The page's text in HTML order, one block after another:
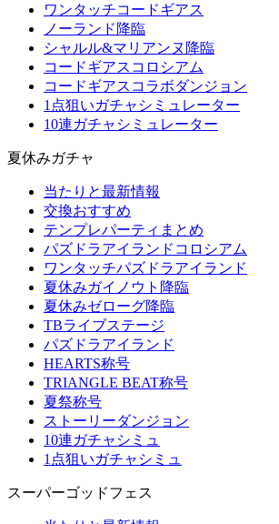
ワンタッチコードギアス
ノーランド降臨
シャルル&マリアンヌ降臨
コードギアスコロシアム
コードギアスコラボダンジョン
1点狙いガチャシミュレーター
10連ガチャシミュレーター
夏休みガチャ
当たりと最新情報
交換おすすめ
テンプレパーティまとめ
パズドラアイランドコロシアム
ワンタッチパズドラアイランド
夏休みガイノウト降臨
夏休みゼローグ降臨
TBライブステージ
パズドラアイランド
HEARTS称号
TRIANGLE BEAT称号
夏祭称号
ストーリーダンジョン
10連ガチャシミュ
1点狙いガチャシミュ
スーパーゴッドフェス